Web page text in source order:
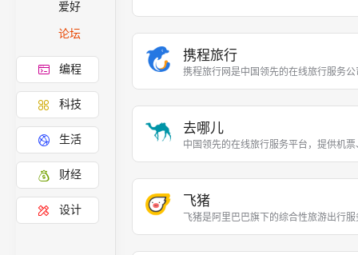
爱好
论坛
编程
科技
生活
财经
设计
携程旅行
携程旅行网是中国领先的在线旅行服务
去哪儿
中国领先的在线旅行服务平台，提供机
飞猪
飞猪是阿里巴巴旗下的综合性旅游出行